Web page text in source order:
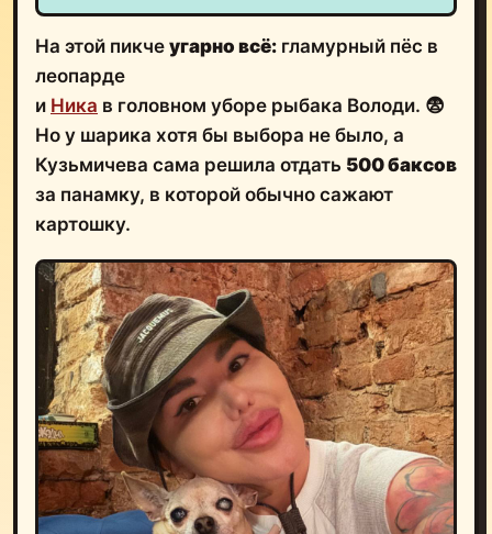
На этой пикче угарно всё: гламурный пёс в
леопарде
и Ника в головном уборе рыбака Володи. 😨
Но у шарика хотя бы выбора не было, а
Кузьмичева сама решила отдать 500 баксов
за панамку, в которой обычно сажают
картошку.